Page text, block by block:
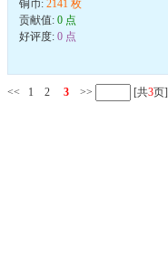
铜币: 2141 枚
贡献值: 0 点
好评度: 0 点
<< 1 2 3 >> [共3页]